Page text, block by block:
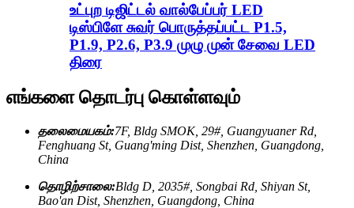
உட்புற டிஜிட்டல் வால்பேப்பர் LED
டிஸ்பிளே சுவர் பொருத்தப்பட்ட P1.5,
P1.9, P2.6, P3.9 முழு முன் சேவை LED
திரை
எங்களை தொடர்பு கொள்ளவும்
தலைமையகம்:7F, Bldg SMOK, 29#, Guangyuaner Rd,
Fenghuang St, Guang'ming Dist, Shenzhen, Guangdong,
China
தொழிற்சாலை:Bldg D, 2035#, Songbai Rd, Shiyan St,
Bao'an Dist, Shenzhen, Guangdong, China